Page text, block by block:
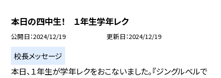
本日の四中生！ １年生学年レク
公開日 2024/12/19 更新日 2024/12/19
校長メッセージ
本日、１年生が学年レクをおこないました。『ジングルベルで